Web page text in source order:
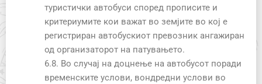
туристички автобуси според прописите и
критериумите кои важат во земјите во кој е
регистриран автобускиот превозник ангажиран
од организаторот на патувањето.
6.8. Во случај на доцнење на автобусот поради
временските услови, вондредни услови во